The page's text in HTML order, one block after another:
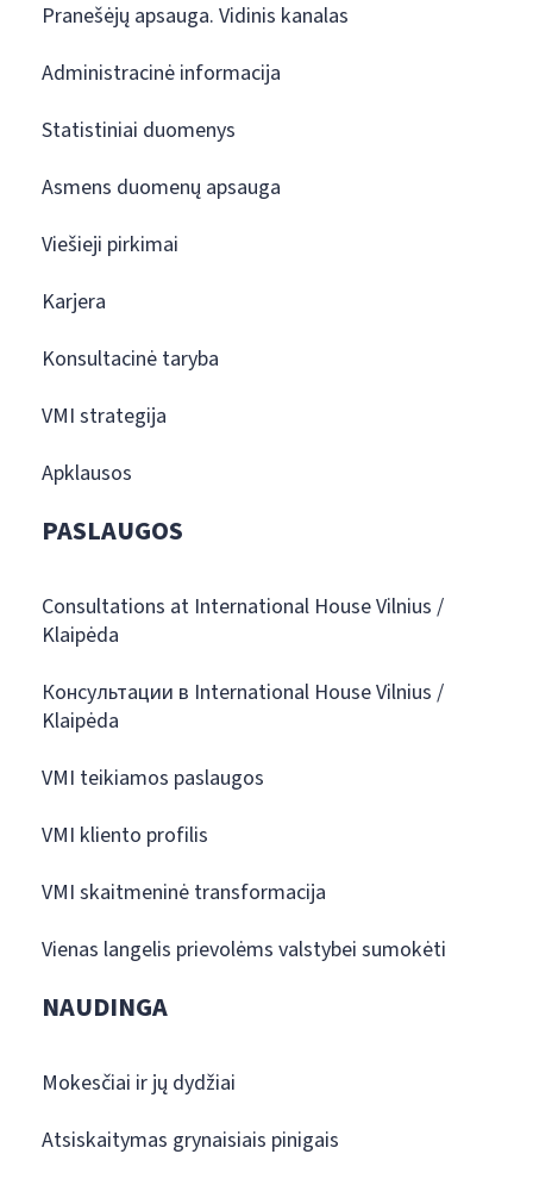
Pranešėjų apsauga. Vidinis kanalas
Administracinė informacija
Statistiniai duomenys
Asmens duomenų apsauga
Viešieji pirkimai
Karjera
Konsultacinė taryba
VMI strategija
Apklausos
PASLAUGOS
Consultations at International House Vilnius /
Klaipėda
Консультации в International House Vilnius /
Klaipėda
VMI teikiamos paslaugos
VMI kliento profilis
VMI skaitmeninė transformacija
Vienas langelis prievolėms valstybei sumokėti
NAUDINGA
Mokesčiai ir jų dydžiai
Atsiskaitymas grynaisiais pinigais